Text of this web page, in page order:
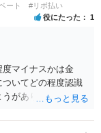
ート #リボ払い
役にたった 1
マイナスかは金
いてどの程度認識
がありません。 と
す。